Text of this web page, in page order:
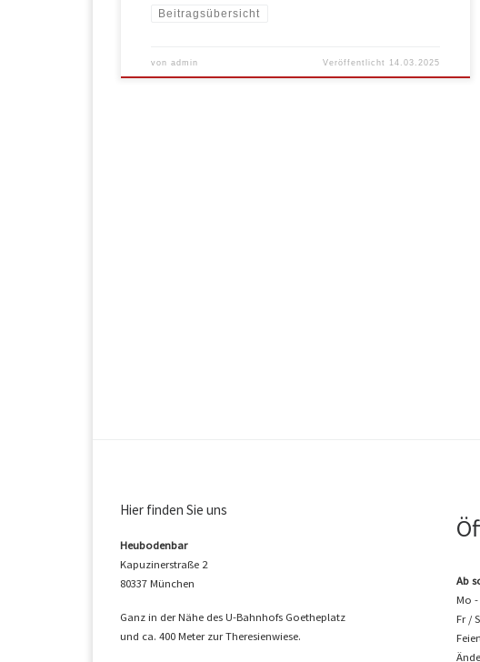
Beitragsübersicht
von admin Veröffentlicht 14.03.2025
Hier finden Sie uns
Heubodenbar
Kapuzinerstraße 2
80337 München
Ganz in der Nähe des U-Bahnhofs Goetheplatz
und ca. 400 Meter zur Theresienwiese.
Ab
Mo -
Fr /